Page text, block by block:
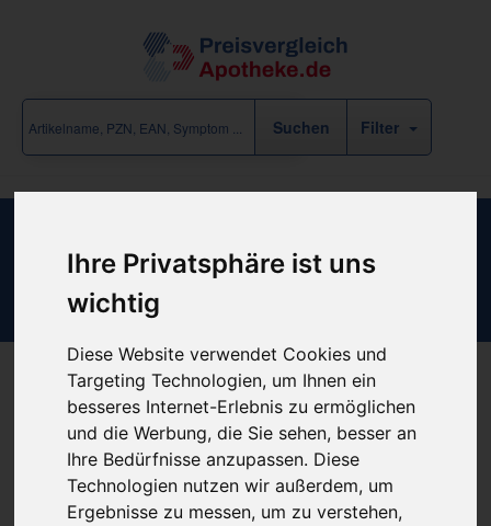
Ihre Privatsphäre ist uns
wichtig
Diese Website verwendet Cookies und
Targeting Technologien, um Ihnen ein
besseres Internet-Erlebnis zu ermöglichen
und die Werbung, die Sie sehen, besser an
Ihre Bedürfnisse anzupassen. Diese
Technologien nutzen wir außerdem, um
Ergebnisse zu messen, um zu verstehen,
Filter
REINIGUNGSBÜRSTE FÜR
TRACHEOSTOMIEKANÜLEN
Produkt empfehlen
Kein Preis bekannt